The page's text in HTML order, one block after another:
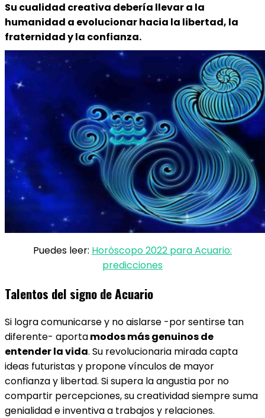
Su cualidad creativa debería llevar a la
humanidad a evolucionar hacia la libertad, la
fraternidad y la confianza.
Puedes leer: Horóscopo 2022 para Acuario:
predicciones
Talentos del signo de Acuario
Si logra comunicarse y no aislarse -por sentirse tan
diferente- aportamodos más genuinos de
entender la vida. Su revolucionaria mirada capta
ideas futuristas y propone vínculos de mayor
confianza y libertad. Si supera la angustia por no
compartir percepciones, su creatividad siempre suma
genialidad e inventiva a trabajos y relaciones.